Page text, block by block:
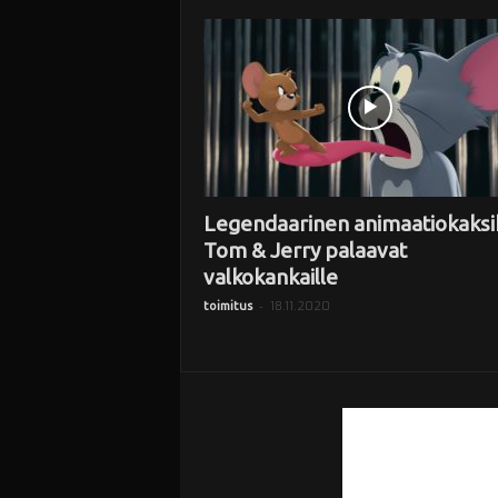
Legendaarinen
Tom & Jerry palaavat
valkokankaille
toimitus - 18.11.2020